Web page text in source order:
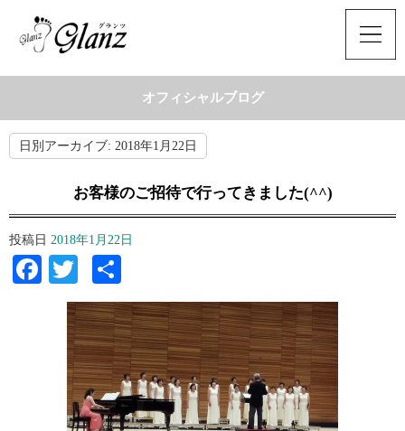
オフィシャルブログ
日別アーカイブ: 2018年1月22日
お客様のご招待で行ってきました(^^)
投稿日 2018年1月22日
Facebook
Twitter
有